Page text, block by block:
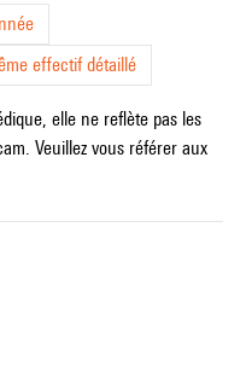
effectif détaillé
elle ne reflète pas les
Veuillez vous référer aux